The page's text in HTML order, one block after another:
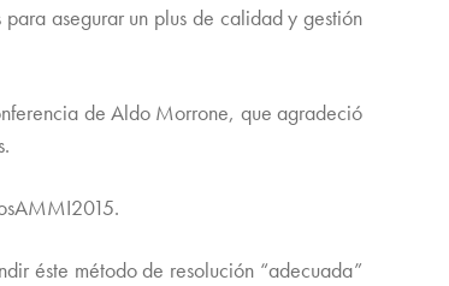
asegurar un plus de calidad y gestión
de Aldo Morrone, que agradeció
éste método de resolución “adecuada”